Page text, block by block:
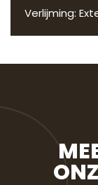
Verlijming: